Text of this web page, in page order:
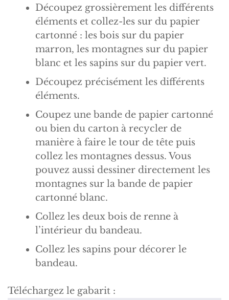
Découpez grossièrement les différents
éléments et collez-les sur du papier
cartonné : les bois sur du papier
marron, les montagnes sur du papier
blanc et les sapins sur du papier vert.
Découpez précisément les différents
éléments.
Coupez une bande de papier cartonné
ou bien du carton à recycler de
manière à faire le tour de tête puis
collez les montagnes dessus. Vous
pouvez aussi dessiner directement les
montagnes sur la bande de papier
cartonné blanc.
Collez les deux bois de renne à
l’intérieur du bandeau.
Collez les sapins pour décorer le
bandeau.
Téléchargez le gabarit :